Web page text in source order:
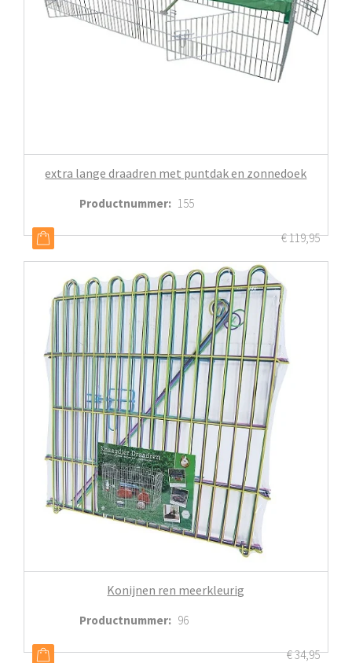
extra lange draadren met puntdak en zonnedoek
Productnummer: 155
€119,95
Konijnen ren meerkleurig
Productnummer: 96
€34,95